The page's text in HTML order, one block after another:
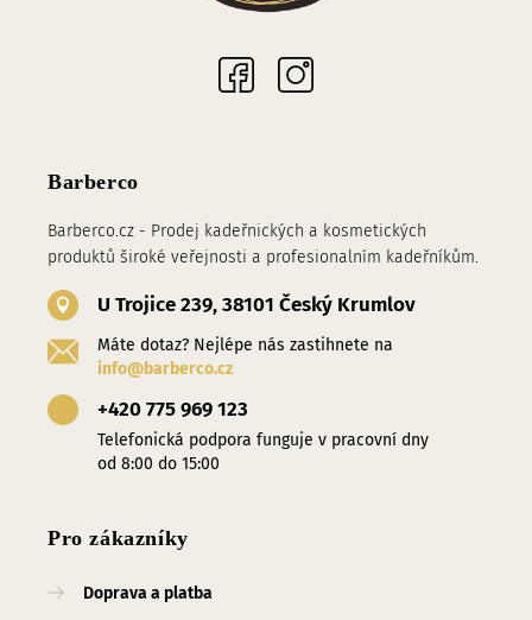
Barberco
Barberco.cz - Prodej kadeřnických a kosmetických
produktů široké veřejnosti a profesionalním kadeřníkům.
U Trojice 239, 38101 Český Krumlov
Máte dotaz? Nejlépe nás zastihnete na
info@barberco.cz
+420 775 969 123
Telefonická podpora funguje v pracovní dny
od 8:00 do 15:00
Pro zákazníky
Doprava a platba